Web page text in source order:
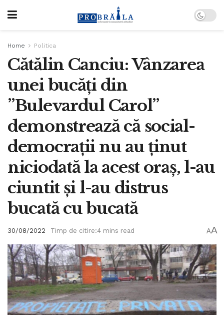
Home Politica
Cătălin Canciu: Vânzarea
unei bucăţi din
”Bulevardul Carol”
demonstrează că social-
democraţii nu au ţinut
niciodată la acest oraş, l-au
ciuntit şi l-au distrus
bucată cu bucată
30/08/2022 Timp de citire:4 mins read AA